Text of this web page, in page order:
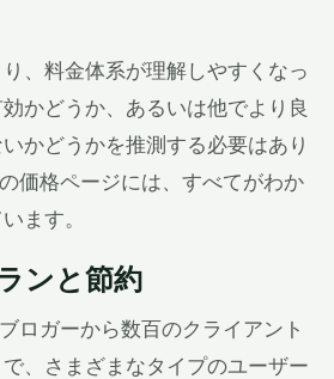
、料金体系が理解しやすくなっ
かどうか、あるいは他でより良
かどうかを推測する必要はあり
価格ページには、すべてがわか
ます。
ンと節約
ロガーから数百のクライアント
、さまざまなタイプのユーザー